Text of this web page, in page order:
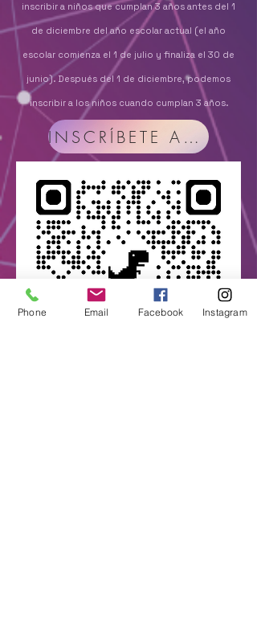
inscribir a niños que cumplan 3 años antes del 1
de diciembre del año escolar actual (el año
escolar comienza el 1 de julio y finaliza el 30 de
junio). Después del 1 de diciembre, podemos
inscribir a los niños cuando cumplan 3 años.
INSCRÍBETE AHORA
Phone Email Facebook Instagram